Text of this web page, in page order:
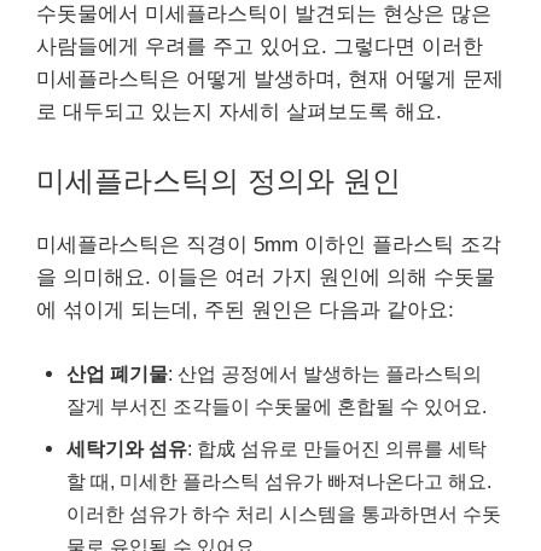
수돗물에서 미세플라스틱이 발견되는 현상은 많은
사람들에게 우려를 주고 있어요. 그렇다면 이러한
미세플라스틱은 어떻게 발생하며, 현재 어떻게 문제
로 대두되고 있는지 자세히 살펴보도록 해요.
미세플라스틱의 정의와 원인
미세플라스틱은 직경이 5mm 이하인 플라스틱 조각
을 의미해요. 이들은 여러 가지 원인에 의해 수돗물
에 섞이게 되는데, 주된 원인은 다음과 같아요:
산업 폐기물: 산업 공정에서 발생하는 플라스틱의
잘게 부서진 조각들이 수돗물에 혼합될 수 있어요.
세탁기와 섬유: 합成 섬유로 만들어진 의류를 세탁
할 때, 미세한 플라스틱 섬유가 빠져나온다고 해요.
이러한 섬유가 하수 처리 시스템을 통과하면서 수돗
물로 유입될 수 있어요.